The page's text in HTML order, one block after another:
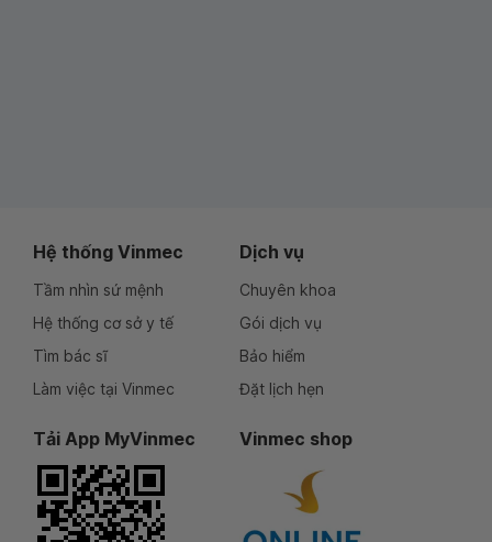
Hệ thống Vinmec
Tầm nhìn sứ mệnh
Hệ thống cơ sở y tế
Tìm bác sĩ
Làm việc tại Vinmec
Dịch vụ
Chuyên khoa
Gói dịch vụ
Bảo hiểm
Đặt lịch hẹn
Tải App MyVinmec Vinmec shop